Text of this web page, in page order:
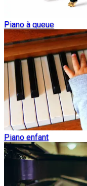
Piano à queue
Piano enfant